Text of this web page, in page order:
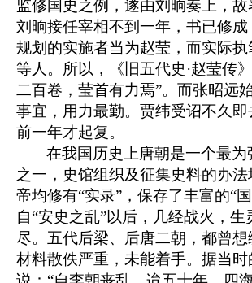
监修国史之例，遂由刘晌奏上，
刘晌接任宰相不到一年，书已修
规划的实施者当为赵莹，而实际
等人。所以，《旧五代史·赵莹传》
二百卷，莹首有力焉”。而张昭远
事宜，用力最勤。 贾纬受诏不久
前一年才起复。
在我国历史上唐朝是一个最为
之一，史馆组织及征集史料的办
帝均修有“实录”，保存了丰富的“
自“安史之乱”以后，几经战火，
尽。五代后梁、后唐二朝，都曾
材料散佚严重，未能着手。据当